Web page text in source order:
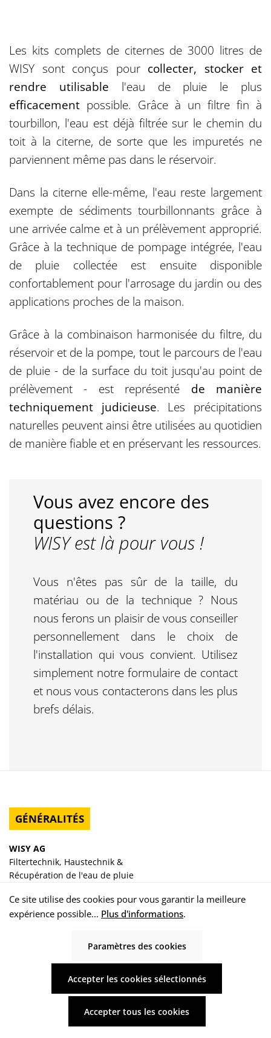
Les kits complets de citernes de 3000 litres de
WISY sont conçus pour collecter, stocker et
rendre utilisable l'eau de pluie le plus
efficacement possible. Grâce à un filtre fin à
tourbillon, l'eau est déjà filtrée sur le chemin du
toit à la citerne, de sorte que les impuretés ne
parviennent même pas dans le réservoir.
Dans la citerne elle-même, l'eau reste largement
exempte de sédiments tourbillonnants grâce à
une arrivée calme et à un prélèvement approprié.
Grâce à la technique de pompage intégrée, l'eau
de pluie collectée est ensuite disponible
confortablement pour l'arrosage du jardin ou des
applications proches de la maison.
Grâce à la combinaison harmonisée du filtre, du
réservoir et de la pompe, tout le parcours de l'eau
de pluie - de la surface du toit jusqu'au point de
prélèvement - est représenté de manière
techniquement judicieuse. Les précipitations
naturelles peuvent ainsi être utilisées au quotidien
de manière fiable et en préservant les ressources.
Vous avez encore des
questions ?
WISY est là pour vous !
Vous n'êtes pas sûr de la taille, du
matériau ou de la technique ? Nous
nous ferons un plaisir de vous conseiller
personnellement dans le choix de
l'installation qui vous convient. Utilisez
simplement notre formulaire de contact
et nous vous contacterons dans les plus
brefs délais.
GÉNÉRALITÉS
WISY AG
Filtertechnik, Haustechnik &
Récupération de l'eau de pluie
Oberdorfstraße 26
63699 Kefenrod-Hitzkirchen
Révoquer un contrat
Ce site utilise des cookies pour vous garantir la meilleure
expérience possible... Plus d'informations.
Paramètres des cookies
Accepter les cookies sélectionnés
Accepter tous les cookies